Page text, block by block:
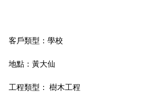
客戶類型：學校
地點：黃大仙
工程類型： 樹木工程